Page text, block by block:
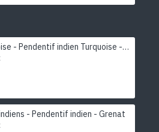
Turquoise - Pendentif indien Turquoise - Bijoux Inde
- Pendentif indien - Grenat